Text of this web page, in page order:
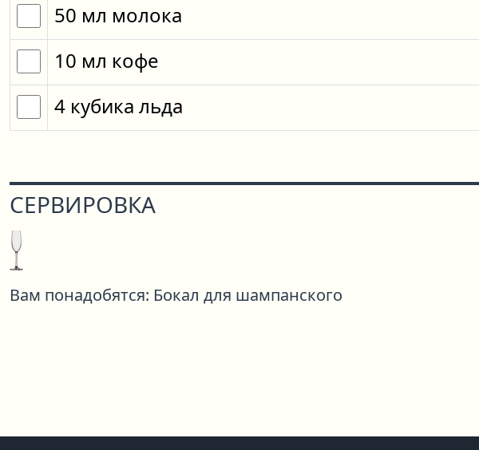
50 мл молока
10 мл кофе
4 кубика льда
СЕРВИРОВКА
Вам понадобятся: Бокал для шампанского